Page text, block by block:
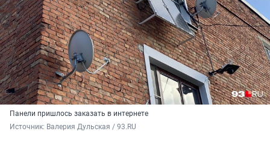
Панели пришлось заказать в интернете
Источник: Валерия Дульская / 93.RU